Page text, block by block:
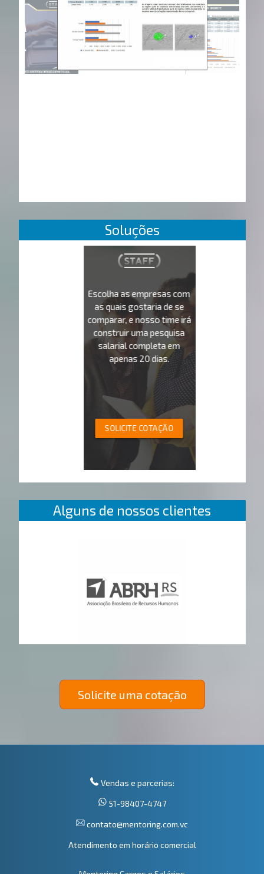
Soluções
Escolha as empresas com
as quais gostaria de se
comparar, e nosso time irá
construir uma pesquisa
salarial completa em
apenas 20 dias.
SOLICITE COTAÇÃO
Alguns de nossos clientes
Solicite uma cotação
Vendas e parcerias:
51-98407-4747
contato@mentoring.com.vc
Atendimento em horário comercial